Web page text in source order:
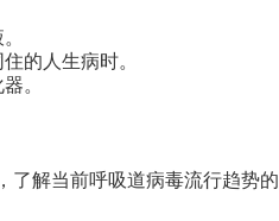
的人生病时。
。
，了解当前呼吸道病毒流行趋势的